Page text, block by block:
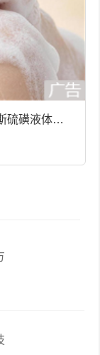
硫磺液体香